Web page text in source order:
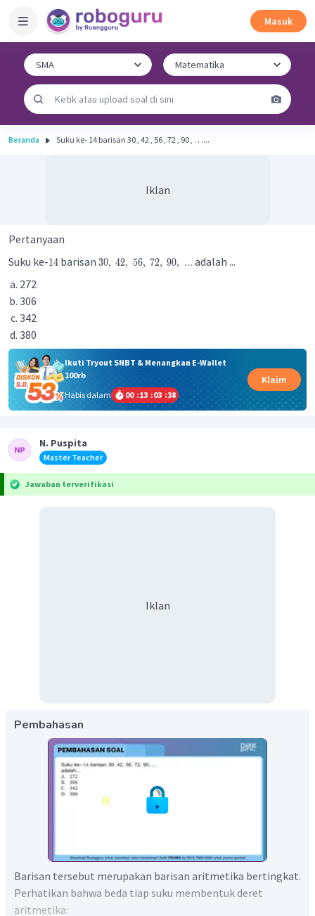
Masuk
Beranda Suku ke- 14 barisan 30 , 42 , 56 , 72 , 90 , . . ....
Iklan
Pertanyaan
Suku ke-14 barisan 30, 42, 56, 72, 90, ... adalah ...
272
306
342
380
Ikuti Tryout SNBT & Menangkan E-Wallet
100rb
Habis dalam
00 :13 :03 :37
Klaim
N. Puspita
Master Teacher
Jawaban terverifikasi
Iklan
Pembahasan
Barisan tersebut merupakan barisan aritmetika bertingkat.
Perhatikan bahwa beda tiap suku membentuk deret
aritmetika: